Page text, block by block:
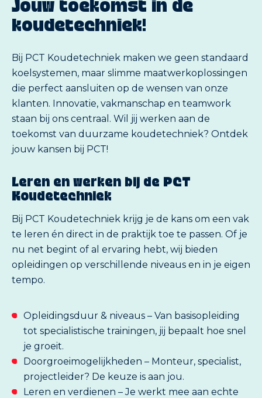
Jouw toekomst in de
koudetechniek!
Bij PCT Koudetechniek maken we geen standaard
koelsystemen, maar slimme maatwerkoplossingen
die perfect aansluiten op de wensen van onze
klanten. Innovatie, vakmanschap en teamwork
staan bij ons centraal. Wil jij werken aan de
toekomst van duurzame koudetechniek? Ontdek
jouw kansen bij PCT!
Leren en werken bij de PCT
Koudetechniek
Bij PCT Koudetechniek krijg je de kans om een vak
te leren én direct in de praktijk toe te passen. Of je
nu net begint of al ervaring hebt, wij bieden
opleidingen op verschillende niveaus en in je eigen
tempo.
Opleidingsduur & niveaus – Van basisopleiding
tot specialistische trainingen, jij bepaalt hoe snel
je groeit.
Doorgroeimogelijkheden – Monteur, specialist,
projectleider? De keuze is aan jou.
Leren en verdienen – Je werkt mee aan echte